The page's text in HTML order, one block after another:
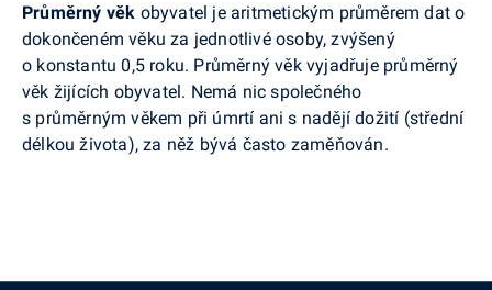
Průměrný věk obyvatel je aritmetickým průměrem dat o
dokončeném věku za jednotlivé osoby, zvýšený
o konstantu 0,5 roku. Průměrný věk vyjadřuje průměrný
věk žijících obyvatel. Nemá nic společného
s průměrným věkem při úmrtí ani s nadějí dožití (střední
délkou života), za něž bývá často zaměňován.